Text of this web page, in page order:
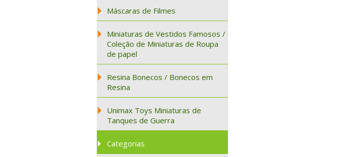
Máscaras de Filmes
Miniaturas de Vestidos Famosos /
Coleção de Miniaturas de Roupa
de papel
Resina Bonecos / Bonecos em
Resina
Unimax Toys Miniaturas de
Tanques de Guerra
Categorias